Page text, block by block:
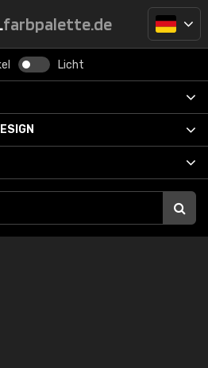
farbpalette.de
Licht